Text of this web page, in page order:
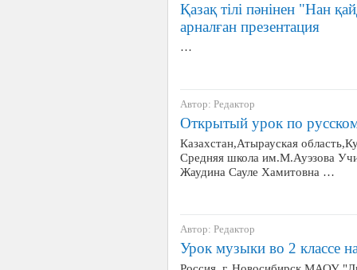
Қазақ тілі пәнінен "Нан
арналған презентация
…
Автор: Редактор
Открытый урок по
Казахстан,Атырауская
Средняя школа им.М.Ауэзова
Жаудина Сауле Хамитовна …
Автор: Редактор
Урок музыки во 2 классе